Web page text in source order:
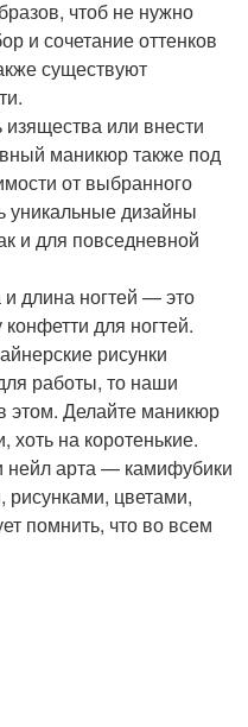
чтоб не нужно
и сочетание оттенков
существуют
или внести
маникюр также под
от выбранного
уникальные дизайны
и для повседневной
длина ногтей — это
для ногтей.
рисунки
работы, то наши
этом. Делайте маникюр
хоть на коротенькие.
нейл арта — камифубики
рисунками, цветами,
помнить, что во всем